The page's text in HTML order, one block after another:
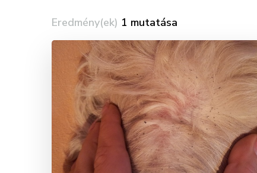
Eredmény(ek) 1 mutatása